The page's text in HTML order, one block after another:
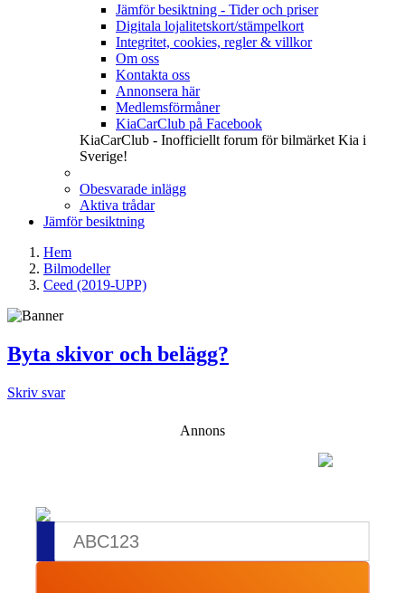
Jämför besiktning - Tider och priser
Digitala lojalitetskort/stämpelkort
Integritet, cookies, regler & villkor
Om oss
Kontakta oss
Annonsera här
Medlemsförmåner
KiaCarClub på Facebook
KiaCarClub - Inofficiellt forum för bilmärket Kia i
Sverige!
Obesvarade inlägg
Aktiva trådar
Jämför besiktning
Hem
Bilmodeller
Ceed (2019-UPP)
Byta skivor och belägg?
Skriv svar
Annons